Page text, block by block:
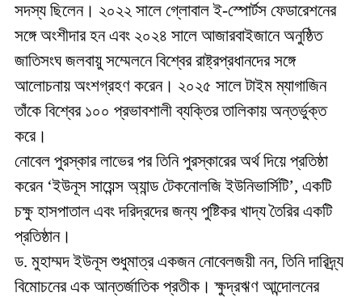
সদস্য ছিলেন। ২০২২ সালে গ্লোবাল ই-স্পোর্টস ফেডারেশনের
সঙ্গে অংশীদার হন এবং ২০২৪ সালে আজারবাইজানে অনুষ্ঠিত
জাতিসংঘ জলবায়ু সম্মেলনে বিশ্বের রাষ্ট্রপ্রধানদের সঙ্গে
আলোচনায় অংশগ্রহণ করেন। ২০২৫ সালে টাইম ম্যাগাজিন
তাঁকে বিশ্বের ১০০ প্রভাবশালী ব্যক্তির তালিকায় অন্তর্ভুক্ত
করে।
নোবেল পুরস্কার লাভের পর তিনি পুরস্কারের অর্থ দিয়ে প্রতিষ্ঠা
করেন ‘ইউনূস সায়েন্স অ্যান্ড টেকনোলজি ইউনিভার্সিটি’, একটি
চক্ষু হাসপাতাল এবং দরিদ্রদের জন্য পুষ্টিকর খাদ্য তৈরির একটি
প্রতিষ্ঠান।
ড. মুহাম্মদ ইউনূস শুধুমাত্র একজন নোবেলজয়ী নন, তিনি দারিদ্র্য
বিমোচনের এক আন্তর্জাতিক প্রতীক। ক্ষুদ্রঋণ আন্দোলনের